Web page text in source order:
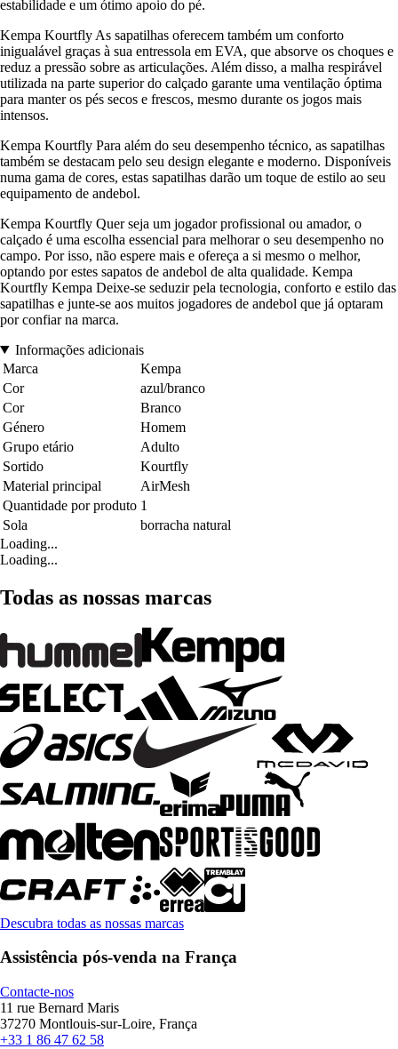
estabilidade e um ótimo apoio do pé.
Kempa Kourtfly As sapatilhas oferecem também um conforto
inigualável graças à sua entressola em EVA, que absorve os choques e
reduz a pressão sobre as articulações. Além disso, a malha respirável
utilizada na parte superior do calçado garante uma ventilação óptima
para manter os pés secos e frescos, mesmo durante os jogos mais
intensos.
Kempa Kourtfly Para além do seu desempenho técnico, as sapatilhas
também se destacam pelo seu design elegante e moderno. Disponíveis
numa gama de cores, estas sapatilhas darão um toque de estilo ao seu
equipamento de andebol.
Kempa Kourtfly Quer seja um jogador profissional ou amador, o
calçado é uma escolha essencial para melhorar o seu desempenho no
campo. Por isso, não espere mais e ofereça a si mesmo o melhor,
optando por estes sapatos de andebol de alta qualidade. Kempa
Kourtfly Kempa Deixe-se seduzir pela tecnologia, conforto e estilo das
sapatilhas e junte-se aos muitos jogadores de andebol que já optaram
por confiar na marca.
Informações adicionais
Marca
Kempa
Cor
azul/branco
Cor
Branco
Género
Homem
Grupo etário
Adulto
Sortido
Kourtfly
Material principal
AirMesh
Quantidade por produto 1
Sola
borracha natural
Loading...
Loading...
Todas as nossas marcas
Descubra todas as nossas marcas
Assistência pós-venda na França
Contacte-nos
11 rue Bernard Maris
37270 Montlouis-sur-Loire, França
+33 1 86 47 62 58